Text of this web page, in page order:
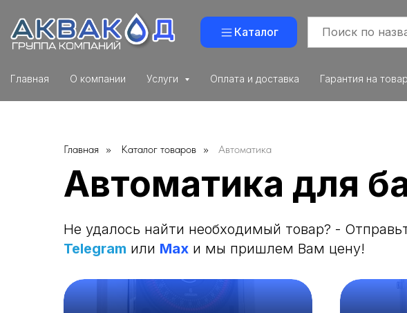
Каталог
Главная О компании Услуги Оплата и доставка Гарантия на товар
Главная » Каталог товаров » Автоматика
Автоматика для
Не удалось найти необходимый товар? -
Telegram или Max и мы пришлем Вам цену!